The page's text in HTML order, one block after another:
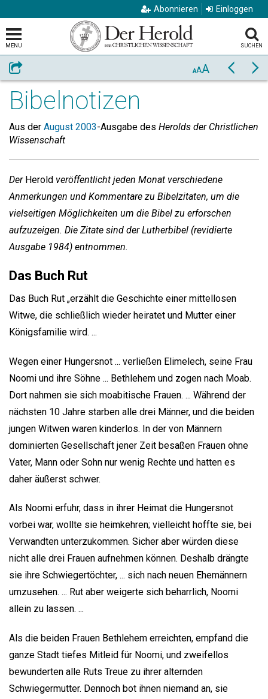
Abonnieren Einloggen
MENU SUCHEN
Weiterempfehlen AAA Zurück
Bibelnotizen
Aus der August 2003-Ausgabe des Herolds der Christlichen
Wissenschaft
DerHerold veröffentlicht jeden Monat verschiedene
Anmerkungen und Kommentare zu Bibelzitaten, um die
vielseitigen Möglichkeiten um die Bibel zu erforschen
aufzuzeigen. Die Zitate sind der Lutherbibel (revidierte
Ausgabe 1984) entnommen.
Das Buch Rut
Das Buch Rut „erzählt die Geschichte einer mittellosen
Witwe, die schließlich wieder heiratet und Mutter einer
Königsfamilie wird. ...
Wegen einer Hungersnot ... verließen Elimelech, seine Frau
Noomi und ihre Söhne ... Bethlehem und zogen nach Moab.
Dort nahmen sie sich moabitische Frauen. ... Während der
nächsten 10 Jahre starben alle drei Männer, und die beiden
jungen Witwen waren kinderlos. In der von Männern
dominierten Gesellschaft jener Zeit besaßen Frauen ohne
Vater, Mann oder Sohn nur wenig Rechte und hatten es
daher äußerst schwer.
Als Noomi erfuhr, dass in ihrer Heimat die Hungersnot
vorbei war, wollte sie heimkehren; vielleicht hoffte sie, bei
Verwandten unterzukommen. Sicher aber würden diese
nicht alle drei Frauen aufnehmen können. Deshalb drängte
sie ihre Schwiegertöchter, ... sich nach neuen Ehemännern
umzusehen. ... Rut aber weigerte sich beharrlich, Noomi
allein zu lassen. ...
Als die beiden Frauen Bethlehem erreichten, empfand die
ganze Stadt tiefes Mitleid für Noomi, und zweifellos
bewunderten alle Ruts Treue zu ihrer alternden
Schwiegermutter. Dennoch bot ihnen niemand an, sie